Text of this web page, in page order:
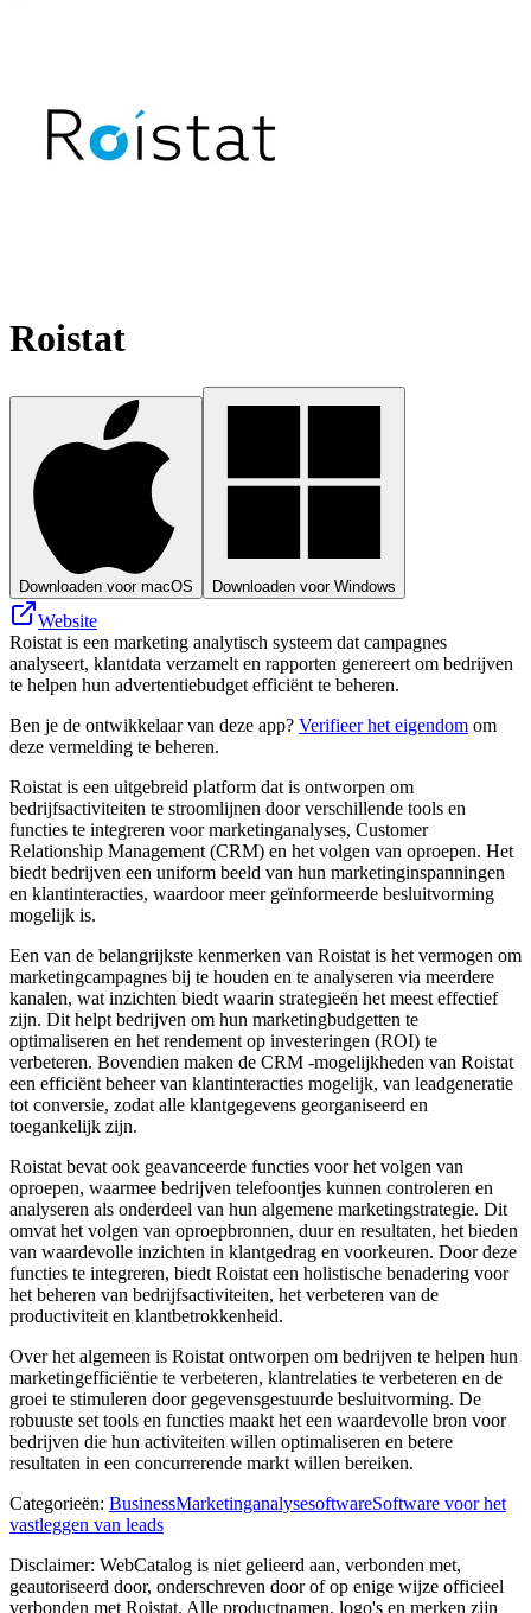
Roistat
Downloaden voor macOS Downloaden voor Windows
Website
Roistat is een marketing analytisch systeem dat campagnes
analyseert, klantdata verzamelt en rapporten genereert om bedrijven
te helpen hun advertentiebudget efficiënt te beheren.
Ben je de ontwikkelaar van deze app? Verifieer het eigendom om
deze vermelding te beheren.
Roistat is een uitgebreid platform dat is ontworpen om
bedrijfsactiviteiten te stroomlijnen door verschillende tools en
functies te integreren voor marketinganalyses, Customer
Relationship Management (CRM) en het volgen van oproepen. Het
biedt bedrijven een uniform beeld van hun marketinginspanningen
en klantinteracties, waardoor meer geïnformeerde besluitvorming
mogelijk is.
Een van de belangrijkste kenmerken van Roistat is het vermogen om
marketingcampagnes bij te houden en te analyseren via meerdere
kanalen, wat inzichten biedt waarin strategieën het meest effectief
zijn. Dit helpt bedrijven om hun marketingbudgetten te
optimaliseren en het rendement op investeringen (ROI) te
verbeteren. Bovendien maken de CRM -mogelijkheden van Roistat
een efficiënt beheer van klantinteracties mogelijk, van leadgeneratie
tot conversie, zodat alle klantgegevens georganiseerd en
toegankelijk zijn.
Roistat bevat ook geavanceerde functies voor het volgen van
oproepen, waarmee bedrijven telefoontjes kunnen controleren en
analyseren als onderdeel van hun algemene marketingstrategie. Dit
omvat het volgen van oproepbronnen, duur en resultaten, het bieden
van waardevolle inzichten in klantgedrag en voorkeuren. Door deze
functies te integreren, biedt Roistat een holistische benadering voor
het beheren van bedrijfsactiviteiten, het verbeteren van de
productiviteit en klantbetrokkenheid.
Over het algemeen is Roistat ontworpen om bedrijven te helpen hun
marketingefficiëntie te verbeteren, klantrelaties te verbeteren en de
groei te stimuleren door gegevensgestuurde besluitvorming. De
robuuste set tools en functies maakt het een waardevolle bron voor
bedrijven die hun activiteiten willen optimaliseren en betere
resultaten in een concurrerende markt willen bereiken.
Categorieën: BusinessMarketinganalysesoftwareSoftware voor het
vastleggen van leads
Disclaimer: WebCatalog is niet gelieerd aan, verbonden met,
geautoriseerd door, onderschreven door of op enige wijze officieel
verbonden met Roistat. Alle productnamen, logo's en merken zijn